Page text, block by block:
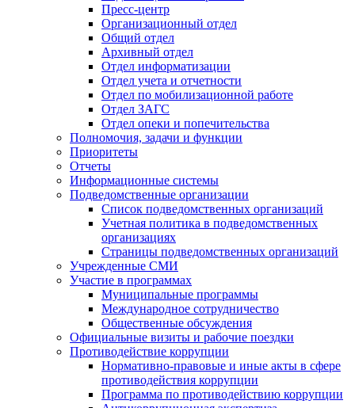
Пресс-центр
Организационный отдел
Общий отдел
Архивный отдел
Отдел информатизации
Отдел учета и отчетности
Отдел по мобилизационной работе
Отдел ЗАГС
Отдел опеки и попечительства
Полномочия, задачи и функции
Приоритеты
Отчеты
Информационные системы
Подведомственные организации
Список подведомственных организаций
Учетная политика в подведомственных
организациях
Страницы подведомственных организаций
Учрежденные СМИ
Участие в программах
Муниципальные программы
Международное сотрудничество
Общественные обсуждения
Официальные визиты и рабочие поездки
Противодействие коррупции
Нормативно-правовые и иные акты в сфере
противодействия коррупции
Программа по противодействию коррупции